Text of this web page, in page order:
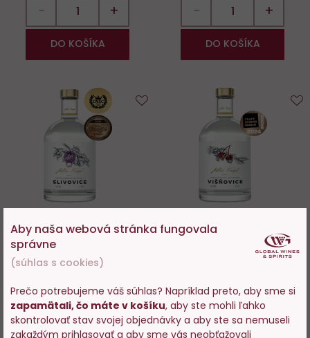
− +
DO KOŠÍKA
− +
DO KOŠÍKA
Anton Kaapl Slivovice 0,5l
Skladom 39 ks
22,45 €
obľúbených
Anton Kaapl Višňovice 47%
Skladom 55 ks
22,89 €
Aby naša webová stránka fungovala
správne
(súhlas s cookies)
Prečo potrebujeme váš súhlas? Napríklad preto, aby sme si
zapamätali, čo máte v košíku, aby ste mohli ľahko
skontrolovať stav svojej objednávky a aby ste sa nemuseli
zakaždým prihlasovať a aby sme vás neobťažovali
Vstupujete na stránky s
predajom alkoholu. Prosím